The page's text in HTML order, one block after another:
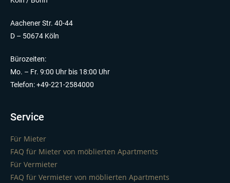
Aachener Str. 40-44
D – 50674 Köln
Bürozeiten:
Mo. – Fr. 9:00 Uhr bis 18:00 Uhr
Telefon: +49-221-2584000
Service
Für Mieter
FAQ für Mieter von möblierten Apartments
Für Vermieter
FAQ für Vermieter von möblierten Apartments